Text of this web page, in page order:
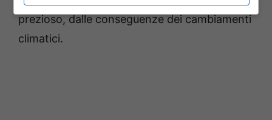
prezioso, dalle conseguenze dei cambiamenti
climatici.